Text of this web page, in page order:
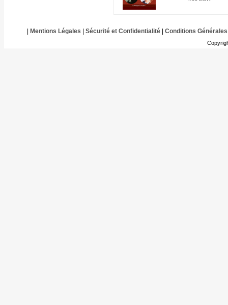
Mentions Légales Sécurité et Confidentialité| Conditions Générales